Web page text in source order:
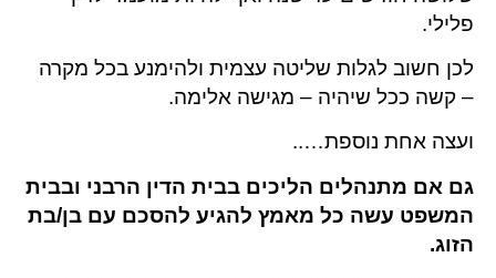
פלילי.
לכן חשוב לגלות שליטה עצמית ולהימנע בכל מקרה
– קשה ככל שיהיה – מגישה אלימה.
ועצה אחת נוספת…..
גם אם מתנהלים הליכים בבית הדין הרבני ובבית
המשפט עשה כל מאמץ להגיע להסכם עם בן/בת
הזוג.